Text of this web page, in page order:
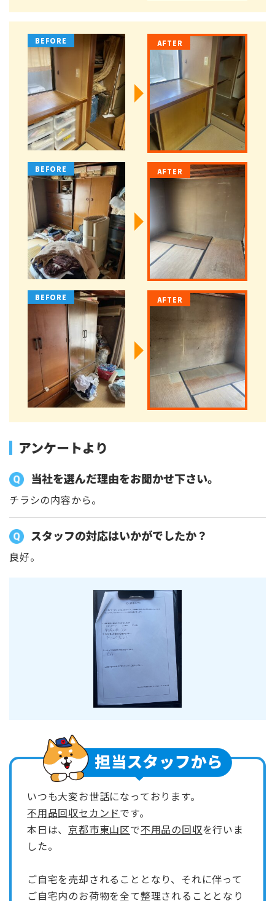
アンケートより
当社を選んだ理由をお聞かせ下さい。
チラシの内容から。
スタッフの対応はいかがでしたか？
良好。
いつも大変お世話になっております。
不用品回収セカンドです。
本日は、京都市東山区で不用品の回収を行いま
した。
ご自宅を売却されることとなり、それに伴って
ご自宅内のお荷物を全て整理されることとなり